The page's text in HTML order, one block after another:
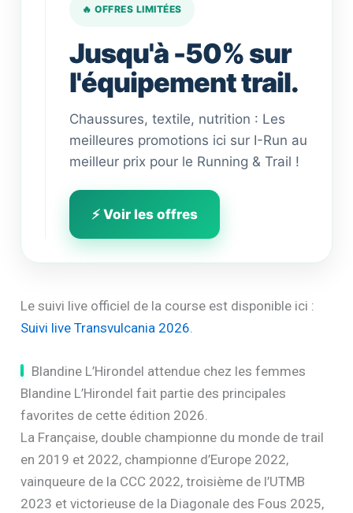
🔥 OFFRES LIMITÉES
Jusqu'à -50% sur
l'équipement trail.
Chaussures, textile, nutrition : Les
meilleures promotions ici sur I-Run au
meilleur prix pour le Running & Trail !
⚡ Voir les offres
Le suivi live officiel de la course est disponible ici :
Suivi live Transvulcania 2026.
Blandine L’Hirondel attendue chez les femmes
Blandine L’Hirondel fait partie des principales
favorites de cette édition 2026.
La Française, double championne du monde de trail
en 2019 et 2022, championne d’Europe 2022,
vainqueure de la CCC 2022, troisième de l’UTMB
2023 et victorieuse de la Diagonale des Fous 2025,